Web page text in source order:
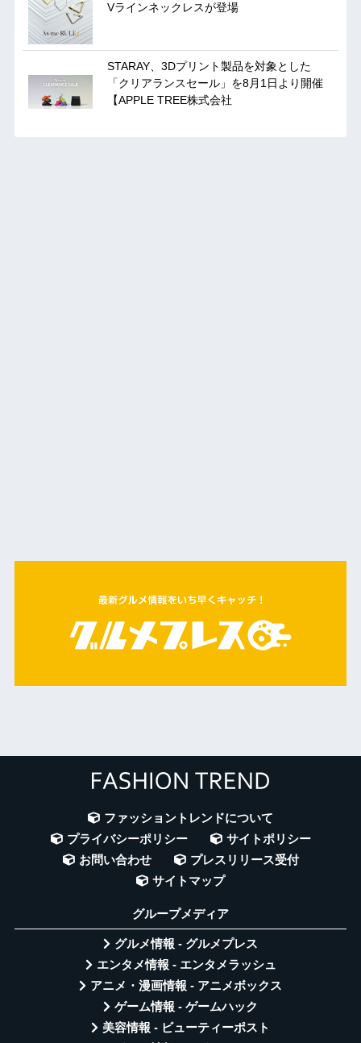
Vラインネックレスが登場
STARAY、3Dプリント製品を対象とした
「クリアランスセール」を8月1日より開催
【APPLE TREE株式会社
ファッショントレンドについて
プライバシーポリシー
サイトポリシー
お問い合わせ
プレスリリース受付
サイトマップ
グループメディア
グルメ情報 - グルメプレス
エンタメ情報 - エンタメラッシュ
アニメ・漫画情報 - アニメボックス
ゲーム情報 - ゲームハック
美容情報 - ビューティーポスト